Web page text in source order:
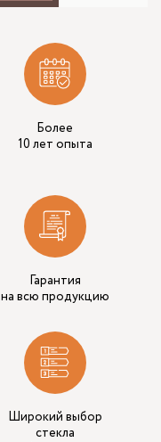
Более
10 лет опыта
Гарантия
на всю продукцию
Широкий выбор
стекла